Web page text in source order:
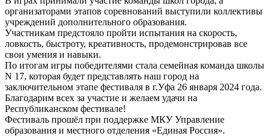
организаторами этапов соревнований выступили коллективы
учреждений дополнительного образования.
Участникам предстояло пройти испытания на скорость,
ловкость, быстроту, креативность, продемонстрировав все
свои умения и навыки.
По итогам игры победителями стала семейная команда школы
N 17, которая будет представлять наш город на
заключительном этапе фестиваля в г.Уфа 26 января 2024 года.
Благодарим всех за участие и желаем удачи на
Республиканском фестивале!
Фестиваль прошёл при поддержке МКУ Управление
образования и местного отделения «Единая Россия».